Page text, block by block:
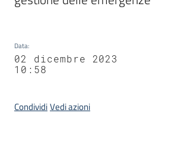
Data:
02 dicembre 2023
10:58
CondividiVedi azioni